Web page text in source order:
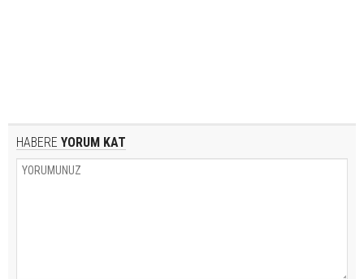
HABERE YORUM KAT